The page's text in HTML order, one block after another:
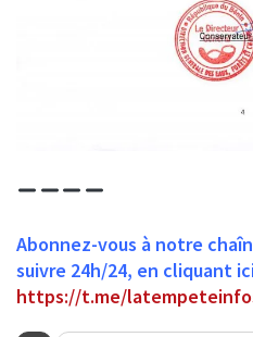
Abonnez-vous à notre
suivre 24h/24, en cliquant
https://t.me/